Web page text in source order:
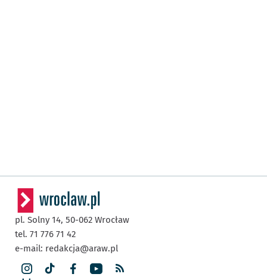
pl. Solny 14, 50-062 Wrocław
tel. 71 776 71 42
e-mail: redakcja@araw.pl